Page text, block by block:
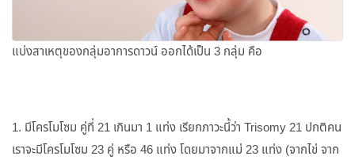
แบ่งสาเหตุของกลุ่มอาการดาวน์ ออกได้เป็น 3 กลุ่ม คือ
1. มีโครโมโซม คู่ที่ 21 เกินมา 1 แท่ง เรียกภาวะนี้ว่า Trisomy 21 ปกติคน
เราจะมีโครโมโซม 23 คู่ หรือ 46 แท่ง โดยมาจากแม่ 23 แท่ง (จากไข่ จาก